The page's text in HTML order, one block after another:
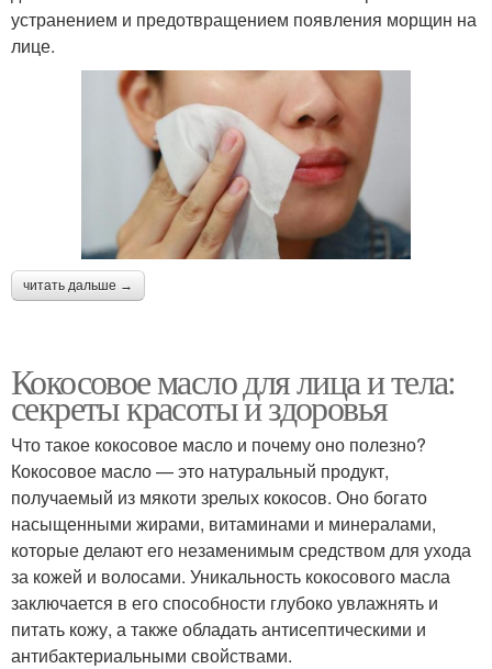
устранением и предотвращением появления морщин на
лице.
читать дальше →
Кокосовое масло для лица и тела:
секреты красоты и здоровья
Что такое кокосовое масло и почему оно полезно?
Кокосовое масло — это натуральный продукт,
получаемый из мякоти зрелых кокосов. Оно богато
насыщенными жирами, витаминами и минералами,
которые делают его незаменимым средством для ухода
за кожей и волосами. Уникальность кокосового масла
заключается в его способности глубоко увлажнять и
питать кожу, а также обладать антисептическими и
антибактериальными свойствами.